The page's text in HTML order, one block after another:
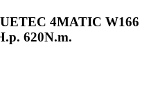
4MATIC W166
620N.m.